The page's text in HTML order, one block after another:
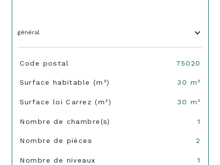
général
TRAD_SIROCCO_Caracteristique
Code postal 75020
Surface habitable (m²) 30 m²
Surface loi Carrez (m²) 30 m²
Nombre de chambre(s) 1
Nombre de pièces 2
Nombre de niveaux 1